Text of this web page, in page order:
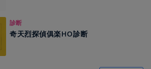
診断
奇天烈探偵俱楽HO診断